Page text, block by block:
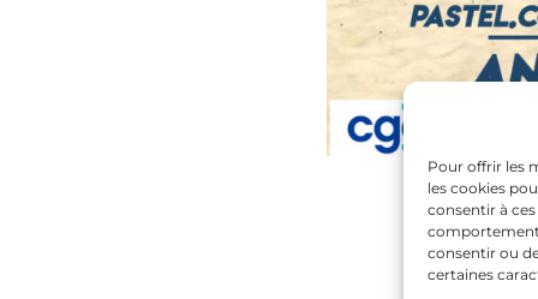
Pour offrir les
les cookies
consentir à
comportement
consentir ou
certaines